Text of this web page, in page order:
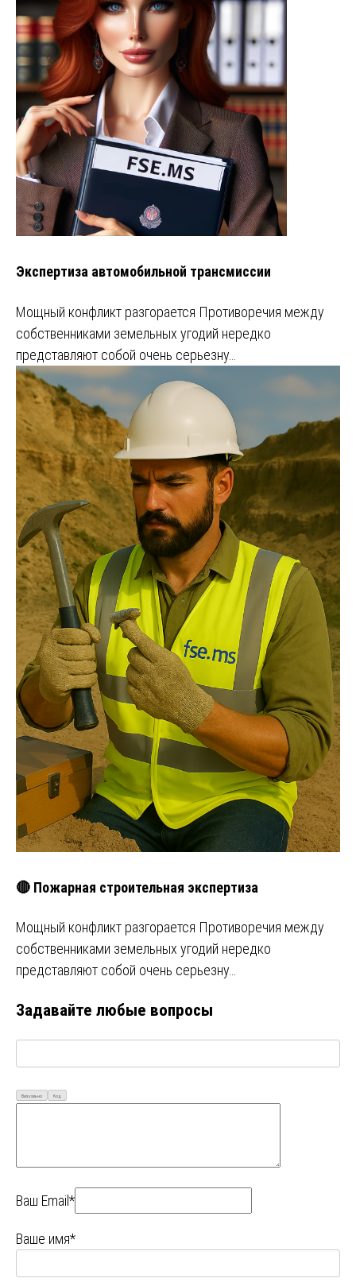
Экспертиза автомобильной трансмиссии
Мощный конфликт разгорается Противоречия между
собственниками земельных угодий нередко
представляют собой очень серьезну…
🔴 Пожарная строительная экспертиза
Мощный конфликт разгорается Противоречия между
собственниками земельных угодий нередко
представляют собой очень серьезну…
Задавайте любые вопросы
Визуально Код
Ваш Email*
Ваше имя*